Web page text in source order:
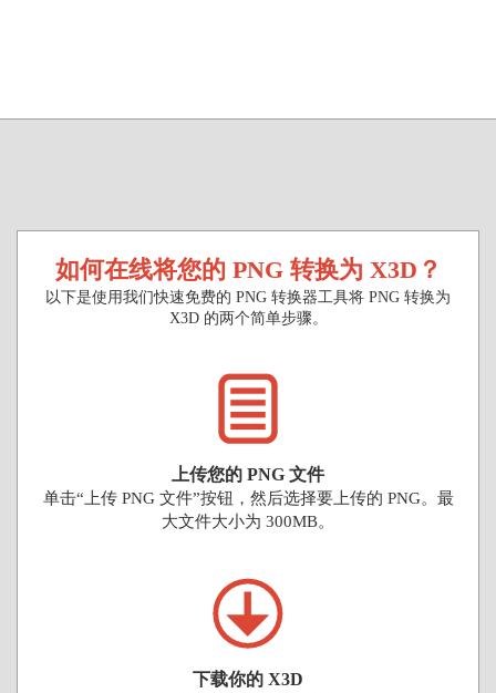
如何在线将您的 PNG 转换为 X3D？
以下是使用我们快速免费的 PNG 转换器工具将 PNG 转换为
X3D 的两个简单步骤。
上传您的 PNG 文件
单击“上传 PNG 文件”按钮，然后选择要上传的 PNG。最
大文件大小为 300MB。
下载你的 X3D